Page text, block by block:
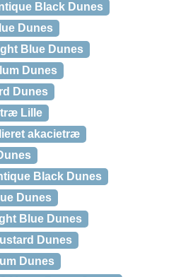
Black Dunes
Dunes
Blue Dunes
Dunes
Dunes
Lille
akacietræ
Black Dunes
Dunes
Blue Dunes
Dunes
Dunes